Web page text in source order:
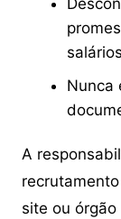
Nunca
A
site ou